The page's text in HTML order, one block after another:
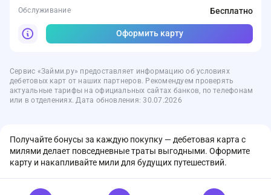
Обслуживание Бесплатно
Оформить карту
Сервис «Займи.ру» предоставляет информацию об условиях
дебетовых карт от наших партнеров. Рекомендуем проверять
актуальные тарифы на официальных сайтах банков, по телефонам
или в отделениях. Дата обновления: 30.07.2026
Получайте бонусы за каждую покупку — дебетовая карта с
милями делает повседневные траты выгодными. Оформите
карту и накапливайте мили для будущих путешествий.